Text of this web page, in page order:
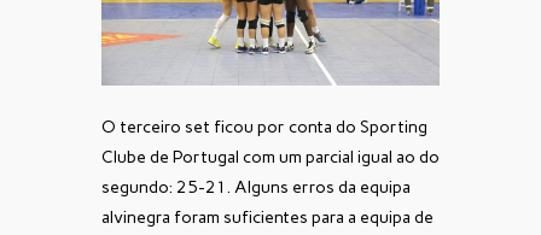
O terceiro set ficou por conta do Sporting
Clube de Portugal com um parcial igual ao do
segundo: 25-21. Alguns erros da equipa
alvinegra foram suficientes para a equipa de